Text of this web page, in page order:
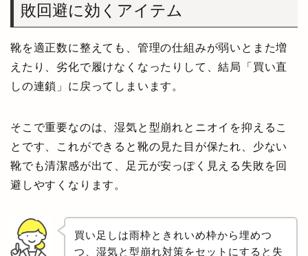
敗回避に効くアイテム
靴を適正数に整えても、管理の仕組みが弱いとまた増
えたり、劣化で履けなくなったりして、結局「買い直
しの連鎖」に戻ってしまいます。
そこで重要なのは、湿気と型崩れとニオイを抑えるこ
とです、これができると靴の見た目が保たれ、少ない
靴でも清潔感が出て、足元が安っぽく見える失敗を回
避しやすくなります。
買い足しは雨枠ときれいめ枠から埋めつ
つ、湿気と型崩れ対策をセットにすると失